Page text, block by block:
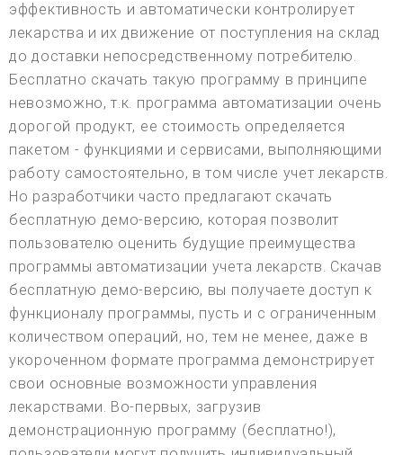
эффективность и автоматически контролирует
лекарства и их движение от поступления на склад
до доставки непосредственному потребителю.
Бесплатно скачать такую программу в принципе
невозможно, т.к. программа автоматизации очень
дорогой продукт, ее стоимость определяется
пакетом - функциями и сервисами, выполняющими
работу самостоятельно, в том числе учет лекарств.
Но разработчики часто предлагают скачать
бесплатную демо-версию, которая позволит
пользователю оценить будущие преимущества
программы автоматизации учета лекарств. Скачав
бесплатную демо-версию, вы получаете доступ к
функционалу программы, пусть и с ограниченным
количеством операций, но, тем не менее, даже в
укороченном формате программа демонстрирует
свои основные возможности управления
лекарствами. Во-первых, загрузив
демонстрационную программу (бесплатно!),